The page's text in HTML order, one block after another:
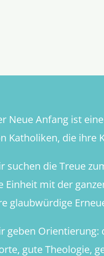
Neue Anfang ist
Katholiken, die ihre
suchen die Treue
Einheit mit der
glaubwürdige
geben Orientierung:
gute Theologie,